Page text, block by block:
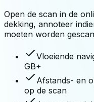
Open de scan in de
dekking, annoteer
moeten worden
Vloeiende
GB+
Afstands- en
op de scan